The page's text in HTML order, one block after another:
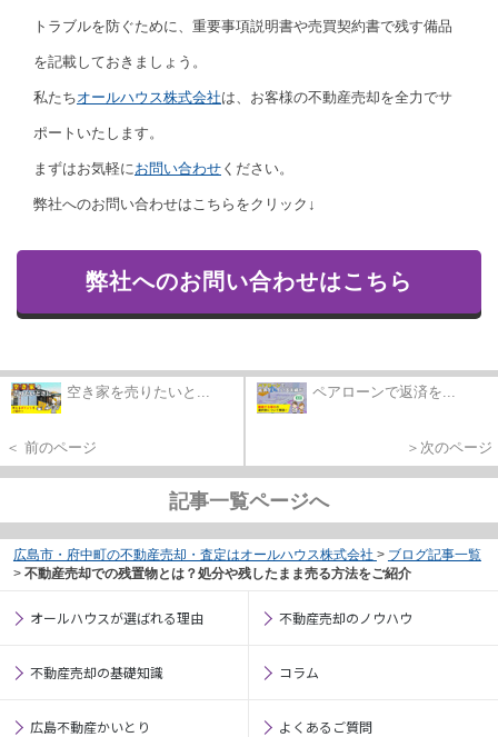
トラブルを防ぐために、重要事項説明書や売買契約書で残す備品
を記載しておきましょう。
私たちオールハウス株式会社は、お客様の不動産売却を全力でサ
ポートいたします。
まずはお気軽に お問い合わせ ください。
弊社へのお問い合わせはこちらをクリック↓
弊社へのお問い合わせはこちら
空き家を売りたいと...
＜ 前のページ
ペアローンで返済を...
＞次のページ
記事一覧ページへ
広島市・府中町の不動産売却・査定はオールハウス株式会社 > ブログ記事一覧
> 不動産売却での残置物とは？処分や残したまま売る方法をご紹介
オールハウスが選ばれる理由 不動産売却のノウハウ
不動産売却の基礎知識 コラム
広島不動産かいとり よくあるご質問